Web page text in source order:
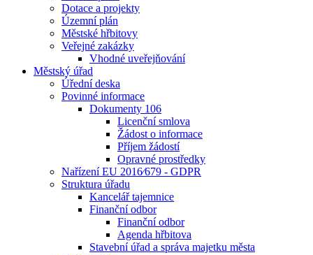
Dotace a projekty
Územní plán
Městské hřbitovy
Veřejné zakázky
Vhodné uveřejňování
Městský úřad
Úřední deska
Povinné informace
Dokumenty 106
Licenční smlova
Žádost o informace
Příjem žádostí
Opravné prostředky
Nařízení EU 2016⁄679 - GDPR
Struktura úřadu
Kancelář tajemnice
Finanční odbor
Finanční odbor
Agenda hřbitova
Stavební úřad a správa majetku města